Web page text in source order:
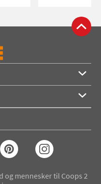
og mennesker til Coops 2